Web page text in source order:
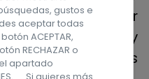
que dejen de ser
otros deciden y
a gobernar sus
gustos e
aceptar todas
ACEPTAR,
RECHAZAR o
apartado